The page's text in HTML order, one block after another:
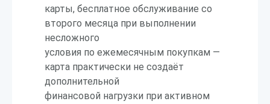
карты, бесплатное обслуживание со
второго месяца при выполнении
несложного
условия по ежемесячным покупкам —
карта практически не создаёт
дополнительной
финансовой нагрузки при активном